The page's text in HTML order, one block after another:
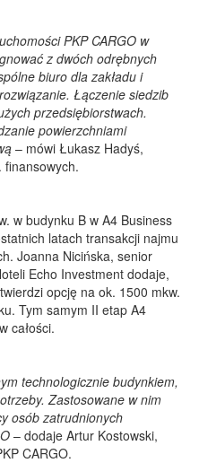
PKP CARGO w
z dwóch odrębnych
biuro dla zakładu i
Łączenie siedzib
przedsiębiorstwach.
powierzchniami
– mówi Łukasz Hadyś,
finansowych.
w budynku B w A4 Business
latach transakcji najmu
Joanna Nicińska, senior
Echo Investment dodaje,
opcję na ok. 1500 mkw.
Tym samym II etap A4
całości.
technologicznie budynkiem,
Zastosowane w nim
osób zatrudnionych
– dodaje Artur Kostowski,
CARGO.